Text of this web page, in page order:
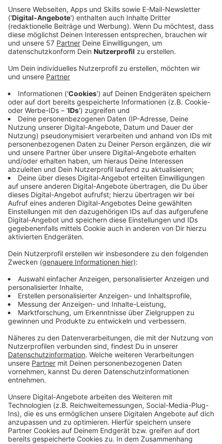
In Aachen sind wegen der Karlspreisverleihung an
Ursula von der Leyen am Donnerstag ab Mittwoch
Sicherheitszonen und Straßensperrungen eingerichtet.
In den Bereichen rund um Markt und Katschhof kommt
Himmelfahrt wird es dann voraussichtlich auch zu
Bereich der Innenstadt.
Aktuell sind schon fünf Gegenversammlungen mit
mehreren hundert Teilnehmern bekannt.
Anzeige
©Polizei Aachen
Karlspreis 2025: Übersichtskarte zu Sperr- &
Durchlassstellen
Anzeige
Anzeige
Ursula von der Leyen, die designierte
RWTH Aachen besuchen und im Hörsaalgebäude
C.A.R.L vor Studierenden sprechen. Anschließend
besichtigt sie den Aachener Dom. Am Abend ist sie
dann zu Gast beim „Karlspreis LIVE“ auf dem
Das kulturelle Programm dort beginnt um 16 Uhr. Um
20:15 tritt Musiker Gregor Meyle auf.